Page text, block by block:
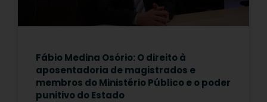
Fábio Medina Osório: O direito à
aposentadoria de magistrados e
membros do Ministério Público e o poder
punitivo do Estado